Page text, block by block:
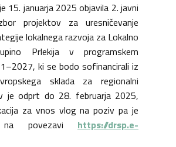
15. januarja 2025 objavila 2. javni
projektov za uresničevanje
lokalnega razvoja za Lokalno
Prlekija v programskem
ki se bodo sofinancirali iz
sklada za regionalni
je odprt do 28. februarja 2025,
za vnos vlog na poziv pa je
na povezavi https://drsp.e-